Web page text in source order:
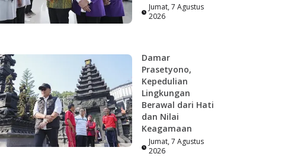
Jumat, 7 Agustus
2026
Damar
Prasetyono,
Kepedulian
Lingkungan
Berawal dari Hati
dan Nilai
Keagamaan
Jumat, 7 Agustus
2026